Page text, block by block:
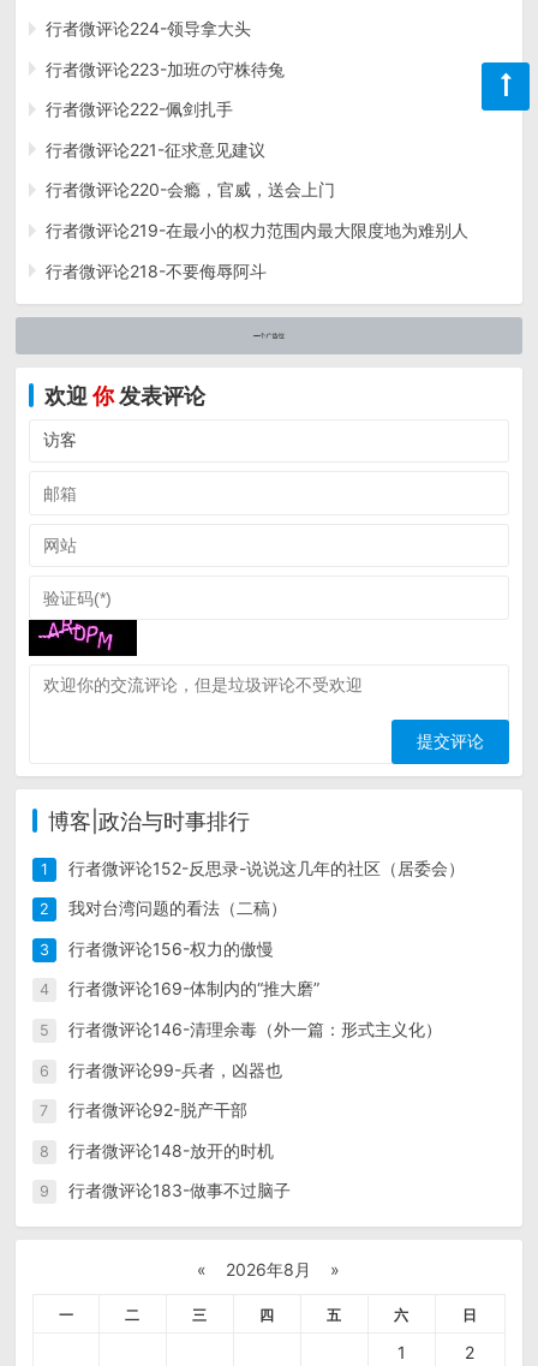
行者微评论224-领导拿大头
行者微评论223-加班の守株待兔
行者微评论222-佩剑扎手
行者微评论221-征求意见建议
行者微评论220-会瘾，官威，送会上门
行者微评论219-在最小的权力范围内最大限度地为难别人
行者微评论218-不要侮辱阿斗
欢迎你发表评论
博客|政治与时事排行
1 行者微评论152-反思录-说说这几年的社区（居委会）
2 我对台湾问题的看法（二稿）
3 行者微评论156-权力的傲慢
4 行者微评论169-体制内的“推大磨”
5 行者微评论146-清理余毒（外一篇：形式主义化）
6 行者微评论99-兵者，凶器也
7 行者微评论92-脱产干部
8 行者微评论148-放开的时机
9 行者微评论183-做事不过脑子
« 2026年8月 »
一 二 三 四 五 六 日
1
2